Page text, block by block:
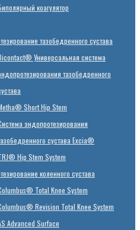
коагулятор
тазобедренного сустава
Универсальная система
тазобедренного
Short Hip Stem
эндопротезирования
сустава Excia®
Hip Stem System
коленного сустава
Total Knee System
Revision Total Knee System
Advanced Surface